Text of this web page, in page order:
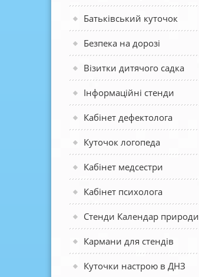
Батьківський куточок
Безпека на дорозі
Візитки дитячого садка
Інформаційні стенди
Кабінет дефектолога
Куточок логопеда
Кабінет медсестри
Кабінет психолога
Стенди Календар природи
Кармани для стендів
Куточки настрою в ДНЗ